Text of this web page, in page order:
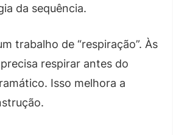
da sequência.
trabalho de “respiração”. Às
respirar antes do
Isso melhora a